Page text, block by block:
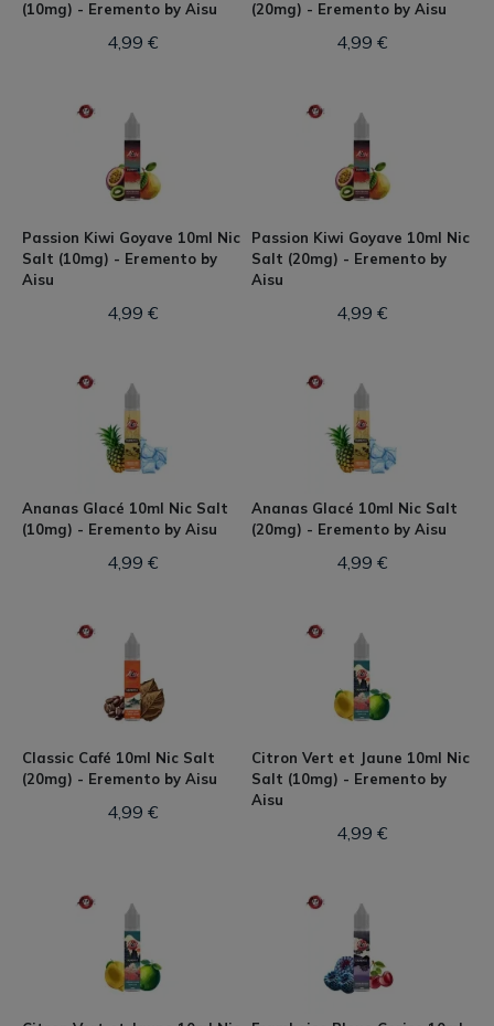
(10mg) - Eremento by Aisu
4,99 €
(20mg) - Eremento by Aisu
4,99 €
Passion Kiwi Goyave 10ml Nic
Salt (10mg) - Eremento by
Aisu
4,99 €
Passion Kiwi Goyave 10ml Nic
Salt (20mg) - Eremento by
Aisu
4,99 €
Ananas Glacé 10ml Nic Salt
(10mg) - Eremento by Aisu
4,99 €
Ananas Glacé 10ml Nic Salt
(20mg) - Eremento by Aisu
4,99 €
Classic Café 10ml Nic Salt
(20mg) - Eremento by Aisu
4,99 €
Citron Vert et Jaune 10ml Nic
Salt (10mg) - Eremento by
Aisu
4,99 €